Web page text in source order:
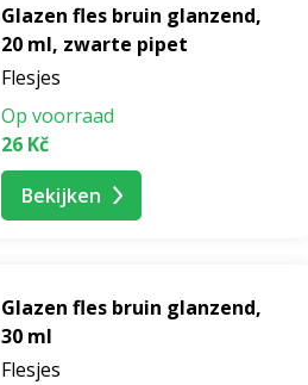
Glazen fles bruin glanzend,
20 ml, zwarte pipet
Flesjes
Op voorraad
26 Kč
Bekijken
Glazen fles bruin glanzend,
30 ml
Flesjes